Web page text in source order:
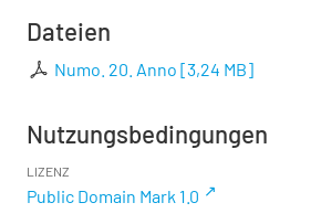
Dateien
Numo. 20. Anno [3,24 MB]
Nutzungsbedingungen
LIZENZ
Public Domain Mark 1.0